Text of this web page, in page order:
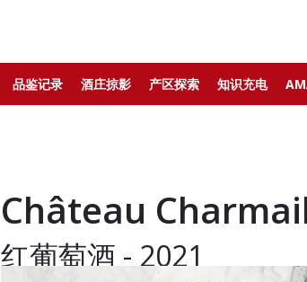
品鉴记录 酒庄掠影 产区探索 知识充电
Château
红葡萄酒 - 2021